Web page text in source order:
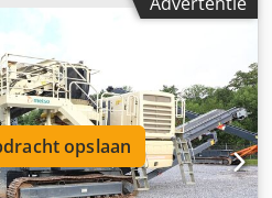
x 2.300 x 3.200 mm (l x b x h)
bovenste zeefdek:
/ type: Deutz / TCD 3.6
Inhoud voorraadbunker: 6,0
kg Zeefoppervlak onderste
opslaan